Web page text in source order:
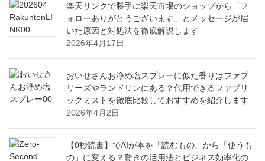
楽天リンクで勝手に楽天市場のショップから「フ
ォローありがとうございます」とメッセージが届
いた原因と対処法を徹底解説します
2026年4月17日
おいせさんお浄め塩スプレーに似た香りはファブ
リーズやランドリンにある？代用できるファブリ
ックミストを徹底比較しておすすめを紹介します
2026年4月2日
【0秒読書】でAIが本を「読むもの」から「使うも
の」に変える？驚きの活用法とビジネス効率化の